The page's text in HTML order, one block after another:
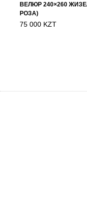
ВЕЛЮР 240×260
РОЗА)
75 000 KZT